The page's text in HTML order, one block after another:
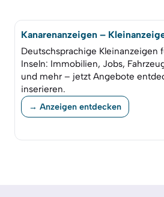
Kanarenanzeigen –
Deutschsprachige Kleinanzeigen
Inseln: Immobilien, Jobs,
und mehr – jetzt Angebote
inserieren.
→ Anzeigen entdecken